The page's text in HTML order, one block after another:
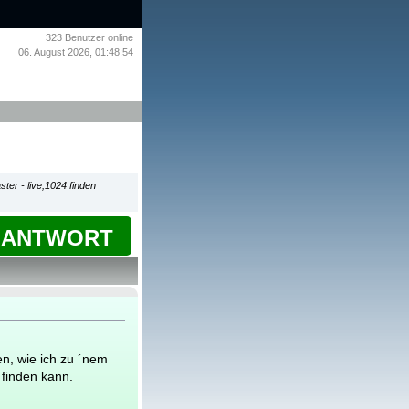
323 Benutzer online
06. August 2026, 01:48:54
- live;1024 finden
ANTWORT
wie ich zu ´nem
kann.